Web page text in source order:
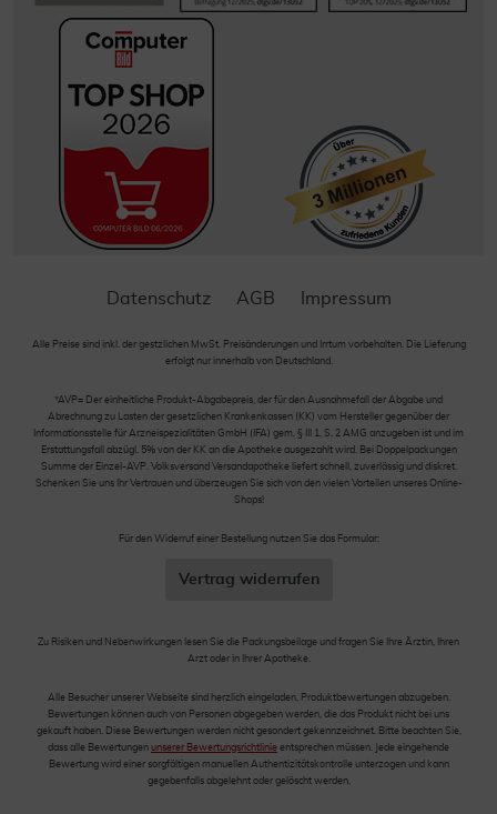
Datenschutz AGB Impressum
Alle Preise sind inkl. der gestzlichen MwSt. Preisänderungen und Irrtum vorbehalten. Die Lieferung
erfolgt nur innerhalb von Deutschland.
*AVP= Der einheitliche Produkt-Abgabepreis, der für den Ausnahmefall der Abgabe und
Abrechnung zu Lasten der gesetzlichen Krankenkassen (KK) vom Hersteller gegenüber der
Informationsstelle für Arzneispezialitäten GmbH (IFA) gem. § III 1, S. 2 AMG anzugeben ist und im
Erstattungsfall abzügl. 5% von der KK an die Apotheke ausgezahlt wird. Bei Doppelpackungen
Summe der Einzel-AVP. Volksversand Versandapotheke liefert schnell, zuverlässig und diskret.
Schenken Sie uns Ihr Vertrauen und überzeugen Sie sich von den vielen Vorteilen unseres Online-
Shops!
Für den Widerruf einer Bestellung nutzen Sie das Formular:
Vertrag widerrufen
Zu Risiken und Nebenwirkungen lesen Sie die Packungsbeilage und fragen Sie Ihre Ärztin, Ihren
Arzt oder in Ihrer Apotheke.
Alle Besucher unserer Webseite sind herzlich eingeladen, Produktbewertungen abzugeben.
Bewertungen können auch von Personen abgegeben werden, die das Produkt nicht bei uns
gekauft haben. Diese Bewertungen werden nicht gesondert gekennzeichnet. Bitte beachten Sie,
dass alle Bewertungen unserer Bewertungsrichtlinie entsprechen müssen. Jede eingehende
Bewertung wird einer sorgfältigen manuellen Authentizitätskontrolle unterzogen und kann
gegebenfalls abgelehnt oder gelöscht werden.